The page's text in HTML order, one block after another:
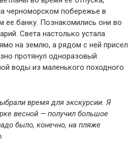
черноморском побережье в
ее банку. Познакомились они во
Света настолько устала
на землю, а рядом с ней присел
протянул одноразовый
воды из маленького походного
время для экскурсии. Я
весной — получил большое
было, конечно, на пляже